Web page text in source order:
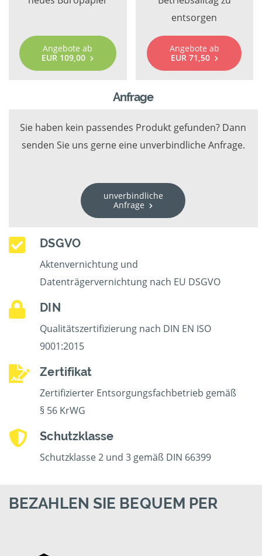
Angebote ab
EUR 109,00
entsorgen
Angebote ab
EUR 71,50
Anfrage
Sie haben kein passendes Produkt gefunden? Dann
senden Sie uns gerne eine unverbindliche Anfrage.
unverbindliche
Anfrage
DSGVO
Aktenvernichtung und
Datenträgervernichtung nach EU DSGVO
DIN
Qualitätszertifizierung nach DIN EN ISO
9001:2015
Zertifikat
Zertifizierter Entsorgungsfachbetrieb gemäß
§ 56 KrWG
Schutzklasse
Schutzklasse 2 und 3 gemäß DIN 66399
BEZAHLEN SIE BEQUEM PER